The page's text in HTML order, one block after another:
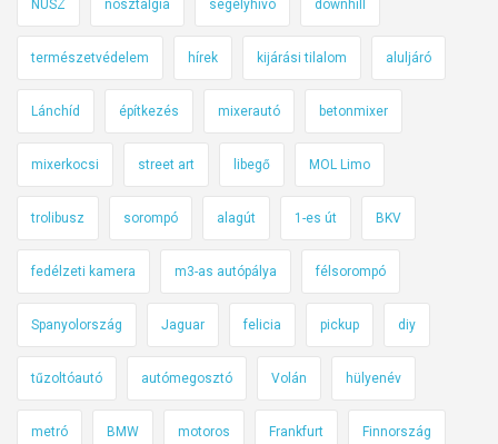
t
g
o
s
e
l
t
t
á
NÚSZ nosztalgia segélyhívó downhill
természetvédelem hírek kijárási tilalom aluljáró
Lánchíd építkezés mixerautó betonmixer
mixerkocsi street art libegő MOL Limo
trolibusz sorompó alagút 1-es út BKV
fedélzeti kamera m3-as autópálya félsorompó
Spanyolország Jaguar felicia pickup diy
tűzoltóautó autómegosztó Volán hülyenév
metró BMW motoros Frankfurt Finnország